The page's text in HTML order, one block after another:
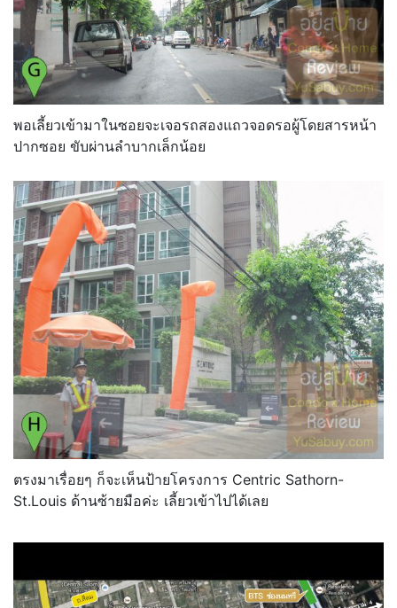
พอเลี้ยวเข้ามาในซอยจะเจอรถสองแถวจอดรอผู้โดยสารหน้า
ปากซอย ขับผ่านลำบากเล็กน้อย
ตรงมาเรื่อยๆ ก็จะเห็นป้ายโครงการ Centric Sathorn-
St.Louis ด้านซ้ายมือค่ะ เลี้ยวเข้าไปได้เลย